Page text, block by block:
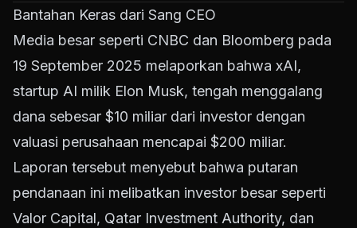
Bantahan Keras dari Sang CEO
Media besar seperti CNBC dan Bloomberg pada
19 September 2025 melaporkan bahwa xAI,
startup AI milik Elon Musk, tengah menggalang
dana sebesar $10 miliar dari investor dengan
valuasi perusahaan mencapai $200 miliar.
Laporan tersebut menyebut bahwa putaran
pendanaan ini melibatkan investor besar seperti
Valor Capital, Qatar Investment Authority, dan